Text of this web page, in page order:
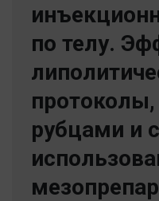
по телу.
протоколы,
рубцами и